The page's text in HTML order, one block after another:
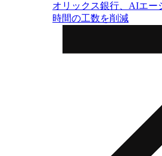
オリックス銀行、AIエー
時間の工数を削減